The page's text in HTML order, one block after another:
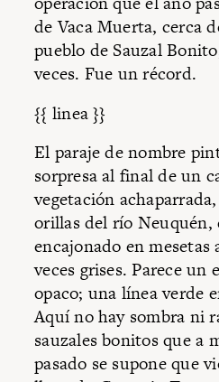
de Vaca Muerta, cerca
pueblo de Sauzal
veces. Fue un récord.
{{ linea }}
El paraje de nombre
sorpresa al final de un
vegetación
orillas del río Neuquén,
encajonado en mesetas
veces grises. Parece
opaco; una línea verde
Aquí no hay sombra ni
sauzales bonitos que a
pasado se supone que